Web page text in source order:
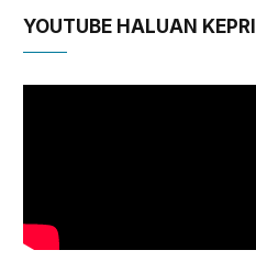
YOUTUBE HALUAN KEPRI